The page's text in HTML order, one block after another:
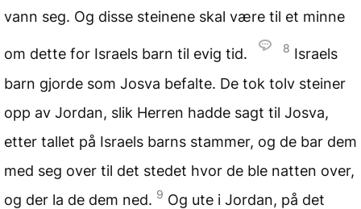
vann seg. Og disse steinene skal være til et minne
om dette for Israels barn til evig tid. 8 Israels
barn gjorde som Josva befalte. De tok tolv steiner
opp av Jordan, slik Herren hadde sagt til Josva,
etter tallet på Israels barns stammer, og de bar dem
med seg over til det stedet hvor de ble natten over,
og der la de dem ned. 9 Og ute i Jordan, på det